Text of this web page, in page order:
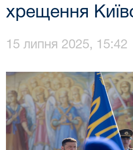
хрещення
15 липня 2025, 15:42